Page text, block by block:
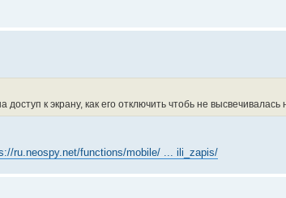
к экрану, как его отключить чтобь не высвечивалась
ru.neospy.net/functions/mobile/ ... ili_zapis/